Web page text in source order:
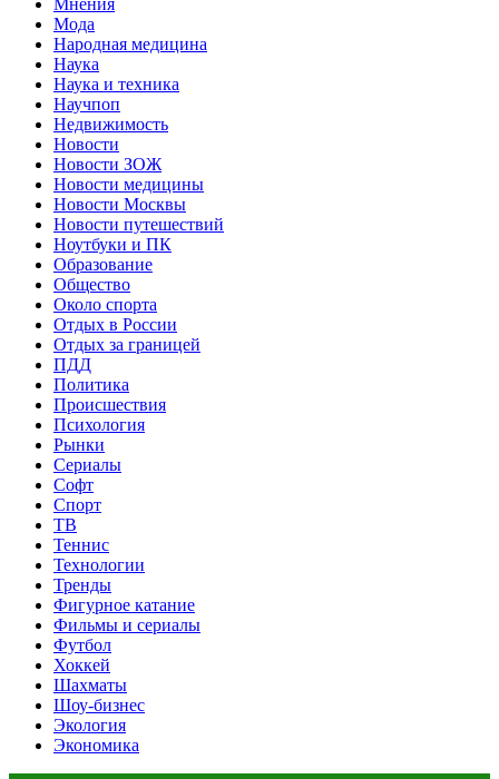
Мода
Народная медицина
Наука
Наука и техника
Научпоп
Недвижимость
Новости
Новости ЗОЖ
Новости медицины
Новости Москвы
Новости путешествий
Ноутбуки и ПК
Образование
Общество
Около спорта
Отдых в России
Отдых за границей
ПДД
Политика
Происшествия
Психология
Рынки
Сериалы
Софт
Спорт
ТВ
Теннис
Технологии
Тренды
Фигурное катание
Фильмы и сериалы
Футбол
Хоккей
Шахматы
Шоу-бизнес
Экология
Экономика